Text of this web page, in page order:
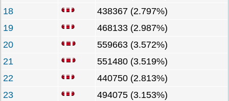
18
438367 (2.797%)
19
468133 (2.987%)
20
559663 (3.572%)
21
551480 (3.519%)
22
440750 (2.813%)
23
494075 (3.153%)